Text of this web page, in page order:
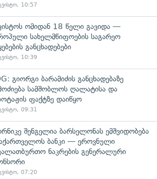
10:57
ომიდან 18 წელი გავიდა —
სახელმწიფოების საგარეო
განცხადებები
10:39
გიორგი ბარამიძის განცხადებაზე
სამშობლოს ღალატისა და
ფაქტზე დაიწყო
09:31
შენგელია ბარსელონას ემშვიდობება
ბანკი — ეროვნული
ნაკრების გენერალური
07:20